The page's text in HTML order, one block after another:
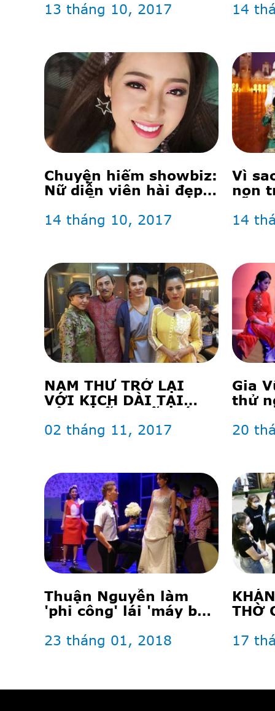
diễn hay lại mặc đẹp!
13 tháng 10, 2017
14
Chuyện hiếm showbiz:
Nữ diễn viên hài đẹp
14 tháng 10, 2017
Vì
non
14
NAM THƯ TRỞ LẠI
VỚI KỊCH DÀI TẠI
TRẺ
02 tháng 11, 2017
Gia
thử
20
Thuận Nguyễn làm
'phi công' lái 'máy bay
23 tháng 01, 2018
THỜ
17